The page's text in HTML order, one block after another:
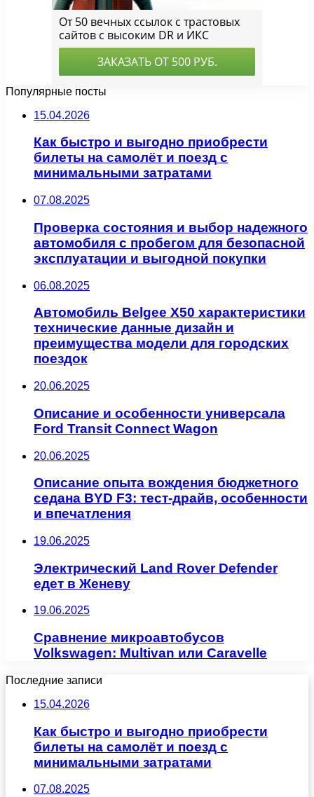
Популярные посты
15.04.2026
Как быстро и выгодно приобрести
билеты на самолёт и поезд с
минимальными затратами
07.08.2025
Проверка состояния и выбор надежного
автомобиля с пробегом для безопасной
эксплуатации и выгодной покупки
06.08.2025
Автомобиль Belgee X50 характеристики
технические данные дизайн и
преимущества модели для городских
поездок
20.06.2025
Описание и особенности универсала
Ford Transit Connect Wagon
20.06.2025
Описание опыта вождения бюджетного
седана BYD F3: тест-драйв, особенности
и впечатления
19.06.2025
Электрический Land Rover Defender
едет в Женеву
19.06.2025
Сравнение микроавтобусов
Volkswagen: Multivan или Caravelle
Последние записи
15.04.2026
Как быстро и выгодно приобрести
билеты на самолёт и поезд с
минимальными затратами
07.08.2025